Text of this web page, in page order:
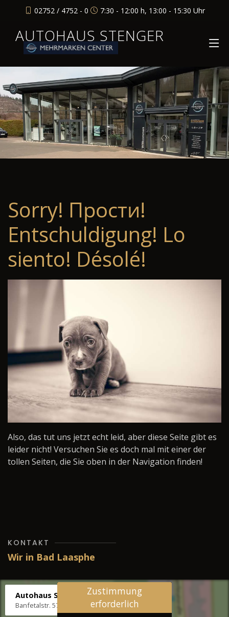
02752 / 4752 - 0 7:30 - 12:00 h, 13:00 - 15:30 Uhr
AUTOHAUS STENGER
Sorry! Прости!
Entschuldigung! Lo
siento! Désolé!
Also, das tut uns jetzt echt leid, aber diese Seite gibt es
leider nicht! Versuchen Sie es doch mal mit einer der
tollen Seiten, die Sie oben in der Navigation finden!
KONTAKT
Wir in Bad Laasphe
Autohaus Stenger
Banfetalstr. 57, 57334 Bad Laasphe
Zustimmung
erforderlich